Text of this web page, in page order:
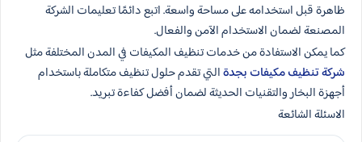
ظاهرة قبل استخدامه على مساحة واسعة. اتبع دائمًا تعليمات الشركة
المصنعة لضمان الاستخدام الآمن والفعال.
كما يمكن الاستفادة من خدمات تنظيف المكيفات في المدن المختلفة مثل
شركة تنظيف مكيفات بجدةالتي تقدم حلول تنظيف متكاملة باستخدام
أجهزة البخار والتقنيات الحديثة لضمان أفضل كفاءة تبريد.
الاسئلة الشائعة